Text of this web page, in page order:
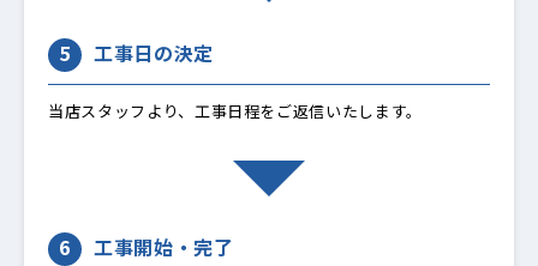
5 工事日の決定
当店スタッフより、工事日程をご返信いたします。
6 工事開始・完了